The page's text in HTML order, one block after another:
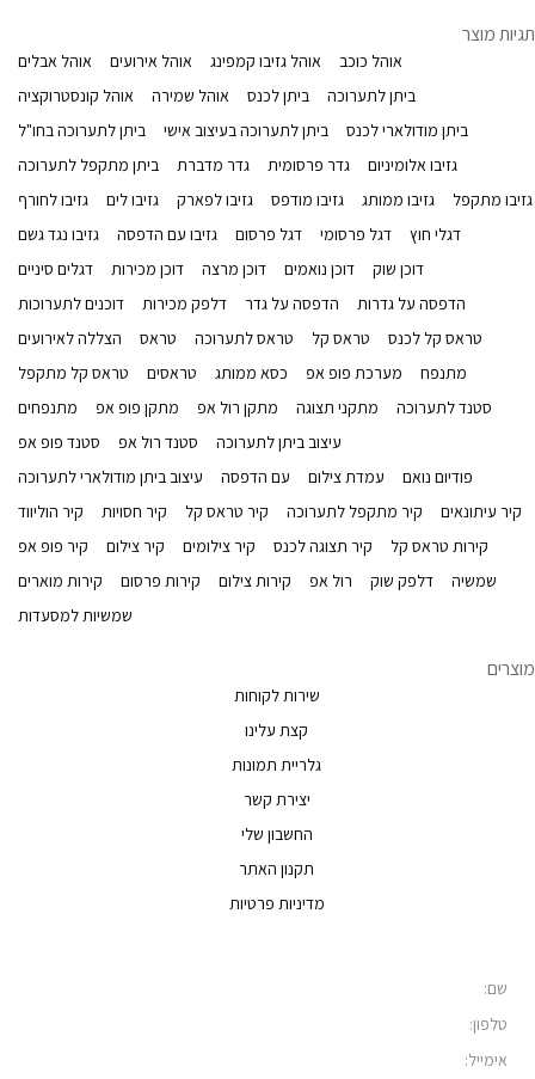
תגיות מוצר
אוהל אבלים אוהל אירועים אוהל גזיבו קמפינג
אוהל כוכב
אוהל קונסטרוקציה
אוהל שמירה ביתן לכנס
ביתן לתערוכה
ביתן לתערוכה בחו"ל
ביתן לתערוכה בעיצוב אישי
ביתן מודולארי לכנס
ביתן מתקפל לתערוכה
גדר מדברת גדר פרסומית
גזיבו אלומיניום
גזיבו לחורף
גזיבו לים גזיבו לפארק גזיבו מודפס גזיבו ממותג
גזיבו מתקפל
גזיבו נגד גשם
גזיבו עם הדפסה דגל פרסום דגל פרסומי
דגלי חוץ
דגלים סיניים
דוכן מכירות דוכן מרצה דוכן נואמים
דוכן שוק
דוכנים לתערוכות
דלפק מכירות הדפסה על גדר
הדפסה על גדרות
הצללה לאירועים
טראס טראס לתערוכה טראס קל
טראס קל לכנס
טראס קל מתקפל
טראסים כסא ממותג מערכת פופ אפ
מתנפח
מתנפחים
מתקן פופ אפ מתקן רול אפ מתקני תצוגה
סטנד לתערוכה
סטנד פופ אפ
סטנד רול אפ
עיצוב ביתן לתערוכה
עיצוב ביתן מודולארי לתערוכה
עם הדפסה עמדת צילום
פודיום נואם
קיר הוליווד
קיר חסויות קיר טראס קל קיר מתקפל לתערוכה
קיר עיתונאים
קיר פופ אפ
קיר צילום קיר צילומים קיר תצוגה לכנס
קירות טראס קל
קירות מוארים
קירות פרסום קירות צילום רול אפ דלפק שוק
שמשיה
שמשיות למסעדות
מוצרים
שירות לקוחות
קצת עלינו
גלריית תמונות
יצירת קשר
החשבון שלי
תקנון האתר
מדיניות פרטיות